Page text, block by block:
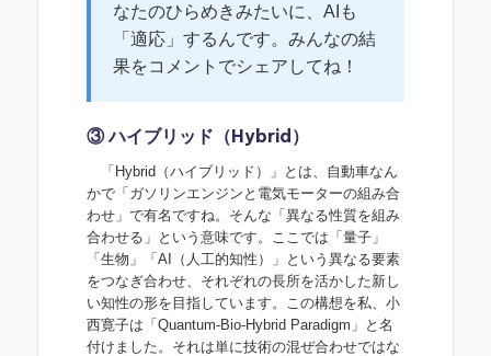
なたのひらめきみたいに、AIも
「適応」するんです。みんなの結
果をコメントでシェアしてね！
③ ハイブリッド（Hybrid）
「Hybrid（ハイブリッド）」とは、自動車なん
かで「ガソリンエンジンと電気モーターの組み合
わせ」で有名ですね。そんな「異なる性質を組み
合わせる」という意味です。ここでは「量子」
「生物」「AI（人工的知性）」という異なる要素
をつなぎ合わせ、それぞれの長所を活かした新し
い知性の形を目指しています。この構想を私、小
西寛子は「Quantum-Bio-Hybrid Paradigm」と名
付けました。それは単に技術の混ぜ合わせではな